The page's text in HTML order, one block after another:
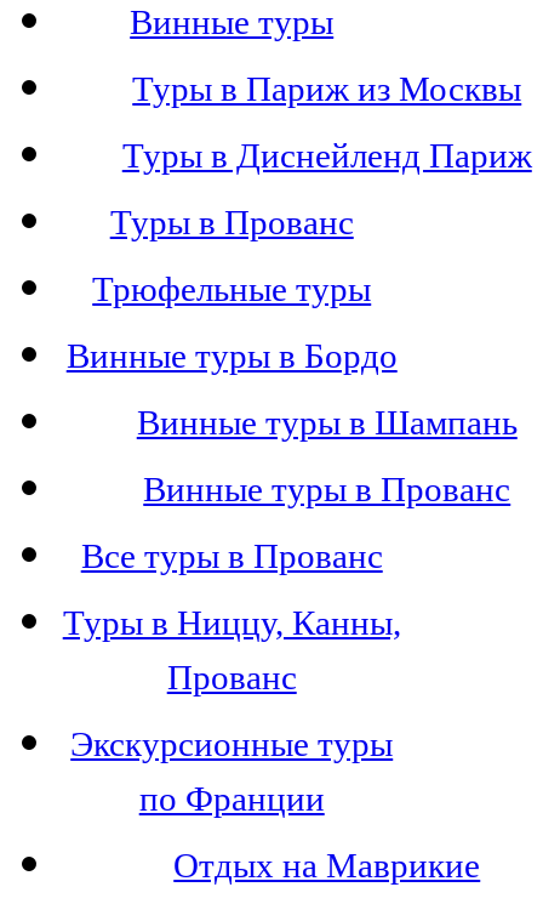
Винные туры
Туры в Париж из Москвы
Туры в Диснейленд Париж
Туры в Прованс
Трюфельные туры
Винные туры в Бордо
Винные туры в Шампань
Винные туры в Прованс
Все туры в Прованс
Туры в Ниццу, Канны,
Прованс
Экскурсионные туры
по Франции
Отдых на Маврикие